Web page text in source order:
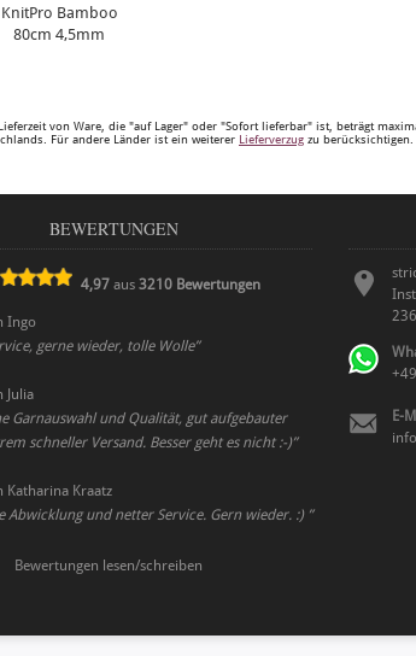
KnitPro Bamboo
80cm 4,5mm
von Ware, die "auf Lager" oder "Sofort lieferbar" ist, beträgt
Für andere Länder ist ein weiterer Lieferverzug zu berücksichtigen.
BEWERTUNGEN
4,97 aus3210 Bewertungen
Ingo
gerne wieder, tolle Wolle”
Julia
Garnauswahl und Qualität, gut aufgebauter
schneller Versand. Besser geht es nicht :-)”
Katharina Kraatz
Abwicklung und netter Service. Gern wieder. :) ”
Bewertungen lesen/schreiben
E-